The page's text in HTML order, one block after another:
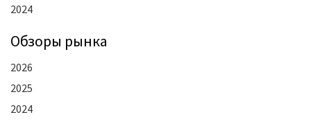
2024
Oбзоры рынка
2026
2025
2024